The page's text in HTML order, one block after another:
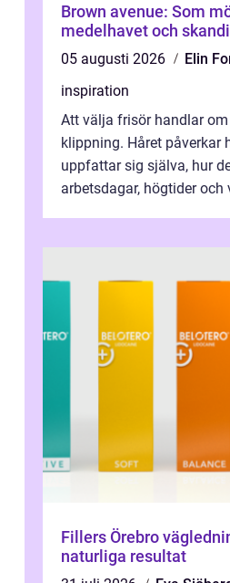
Brown avenue: Som
medelhavet och
05 augusti 2026
Elin
inspiration
Att välja frisör handlar
klippning. Håret påverkar
uppfattar sig själva, hur
arbetsdagar, högtider och
Fillers Örebro vägledning till säkra och
naturliga resultat